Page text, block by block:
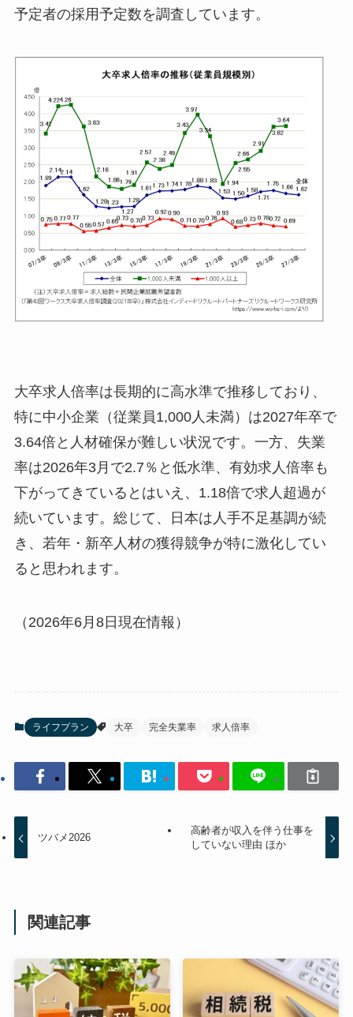
予定者の採用予定数を調査しています。
大卒求人倍率は長期的に高水準で推移しており、
特に中小企業（従業員1,000人未満）は2027年卒で
3.64倍と人材確保が難しい状況です。一方、失業
率は2026年3月で2.7％と低水準、有効求人倍率も
下がってきているとはいえ、1.18倍で求人超過が
続いています。総じて、日本は人手不足基調が続
き、若年・新卒人材の獲得競争が特に激化してい
ると思われます。
（2026年6月8日現在情報）
ライフプラン 大卒 完全失業率 求人倍率
ツバメ2026
高齢者が収入を伴う仕事を
していない理由 ほか
関連記事